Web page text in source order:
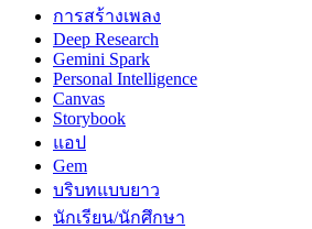
การสร้างเพลง
Deep Research
Gemini Spark
Personal Intelligence
Canvas
Storybook
แอป
Gem
บริบทแบบยาว
นักเรียน/นักศึกษา